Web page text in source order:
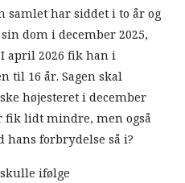
samlet har siddet i to år og
dom i december 2025,
april 2026 fik han i
til 16 år. Sagen skal
højesteret i december
fik lidt mindre, men også
hans forbrydelse så i?
ifølge